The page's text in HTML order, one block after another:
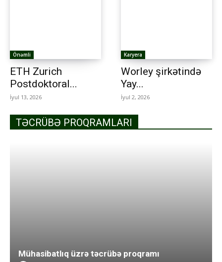
Önəmli
ETH Zurich
Postdoktoral...
İyul 13, 2026
Karyera
Worley şirkətində
Yay...
İyul 2, 2026
TƏCRÜBƏ PROQRAMLARI
Mühasibatlıq üzrə təcrübə proqramı